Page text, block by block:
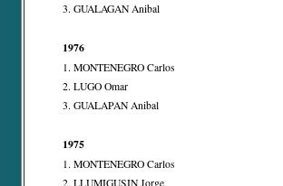
3. GUALAGAN Anibal
1976
1. MONTENEGRO Carlos
2. LUGO Omar
3. GUALAPAN Anibal
1975
1. MONTENEGRO Carlos
2. LLUMIGUSIN Jorge